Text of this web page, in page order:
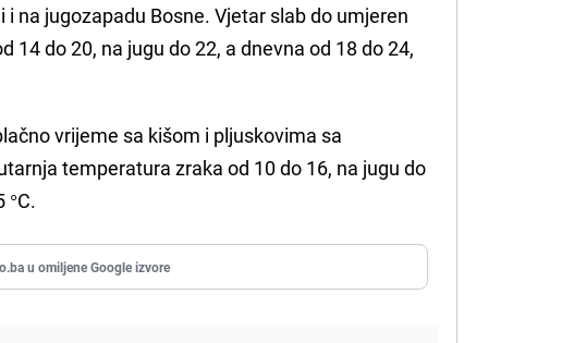
na jugozapadu Bosne. Vjetar slab do umjeren
do 20, na jugu do 22, a dnevna od 18 do 24,
vrijeme sa kišom i pljuskovima sa
temperatura zraka od 10 do 16, na jugu do
°C.
u omiljene Google izvore